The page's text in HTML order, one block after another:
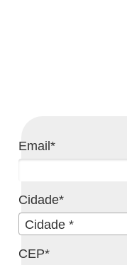
Email*
Cidade*
Cidade *
Cidade*
CEP*